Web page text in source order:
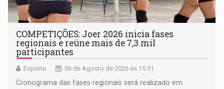
COMPETIÇÕES: Joer 2026 inicia fases
regionais e reúne mais de 7,3 mil
participantes
Esporte 06 de Agosto de 2026 às 15:31
Cronograma das fases regionais será realizado em